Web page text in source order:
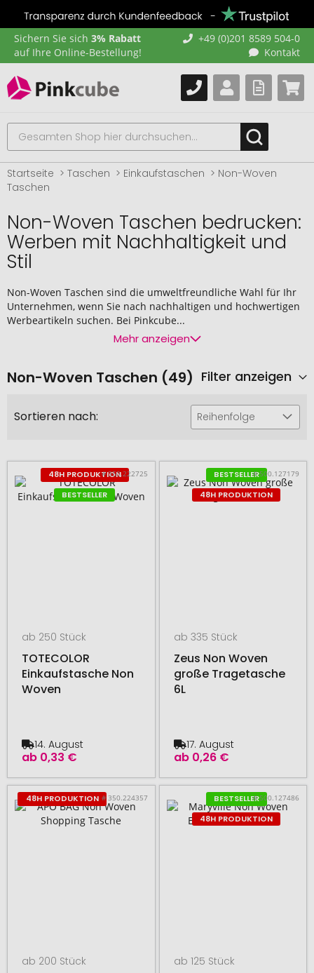
Sichern Sie sich 3% Rabatt
auf Ihre Online-Bestellung!
+49 (0)201 8589 504-0
Kontakt
Startseite Taschen Einkaufstaschen
Non-Woven
Taschen
Non-Woven Taschen bedrucken:
Werben mit Nachhaltigkeit und
Stil
Non-Woven Taschen sind die umweltfreundliche Wahl für Ihr
Unternehmen, wenn Sie nach nachhaltigen und hochwertigen
Werbeartikeln suchen. Bei Pinkcube...
Mehr anzeigen
Non-Woven Taschen (49) Filter anzeigen
Sortieren nach: Reihenfolge
48H PRODUKTION
BESTSELLER
# 350.222725
ab 250 Stück
TOTECOLOR
Einkaufstasche Non
Woven
ab 0,33 €
14. August
BESTSELLER
48H PRODUKTION
# 500.127179
ab 335 Stück
Zeus Non Woven
große Tragetasche
6L
ab 0,26 €
17. August
48H PRODUKTION # 350.224357
ab 200 Stück
BESTSELLER
48H PRODUKTION
# 500.127486
ab 125 Stück